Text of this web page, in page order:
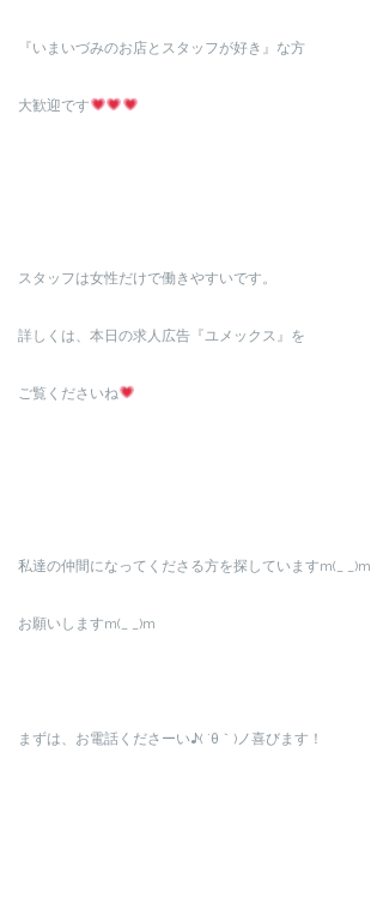
『いまいづみのお店とスタッフが好き』な方
大歓迎です
スタッフは女性だけで働きやすいです。
詳しくは、本日の求人広告『ユメックス』を
ご覧くださいね
私達の仲間になってくださる方を探していますm(_ _)m
お願いしますm(_ _)m
まずは、お電話くださーい♪( ´θ｀)ノ喜びます！